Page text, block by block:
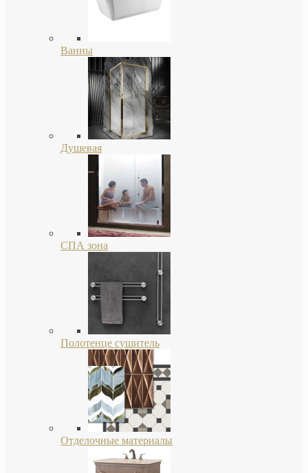
Ванны
Душевая
СПА зона
Полотенце сушитель
Отделочные материалы